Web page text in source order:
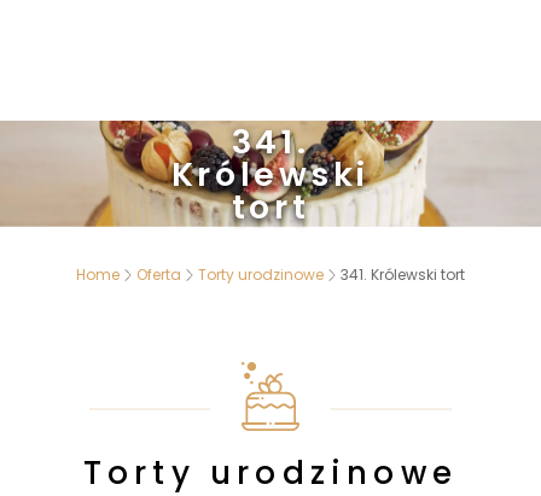
341.
Królewski
tort
Home Oferta Torty urodzinowe 341. Królewski tort
Torty urodzinowe